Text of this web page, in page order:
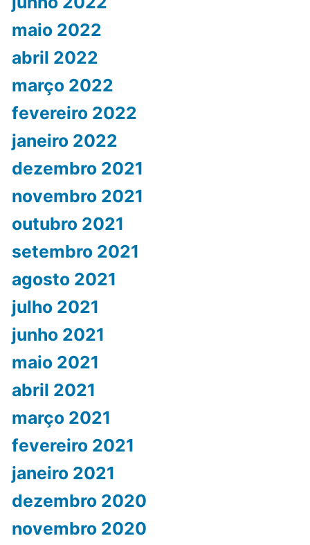
maio 2022
abril 2022
março 2022
fevereiro 2022
janeiro 2022
dezembro 2021
novembro 2021
outubro 2021
setembro 2021
agosto 2021
julho 2021
junho 2021
maio 2021
abril 2021
março 2021
fevereiro 2021
janeiro 2021
dezembro 2020
novembro 2020